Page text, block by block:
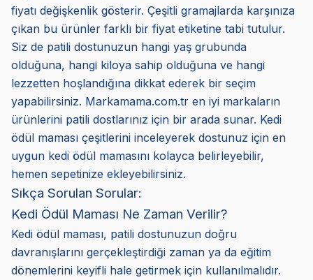
fiyatı değişkenlik gösterir. Çeşitli gramajlarda karşınıza
çıkan bu ürünler farklı bir fiyat etiketine tabi tutulur.
Siz de patili dostunuzun hangi yaş grubunda
olduğuna, hangi kiloya sahip olduğuna ve hangi
lezzetten hoşlandığına dikkat ederek bir seçim
yapabilirsiniz. Markamama.com.tr en iyi markaların
ürünlerini patili dostlarınız için bir arada sunar. Kedi
ödül maması çeşitlerini inceleyerek dostunuz için en
uygun kedi ödül mamasını kolayca belirleyebilir,
hemen sepetinize ekleyebilirsiniz.
Sıkça Sorulan Sorular:
Kedi Ödül Maması Ne Zaman Verilir?
Kedi ödül maması, patili dostunuzun doğru
davranışlarını gerçekleştirdiği zaman ya da eğitim
dönemlerini keyifli hale getirmek için kullanılmalıdır.